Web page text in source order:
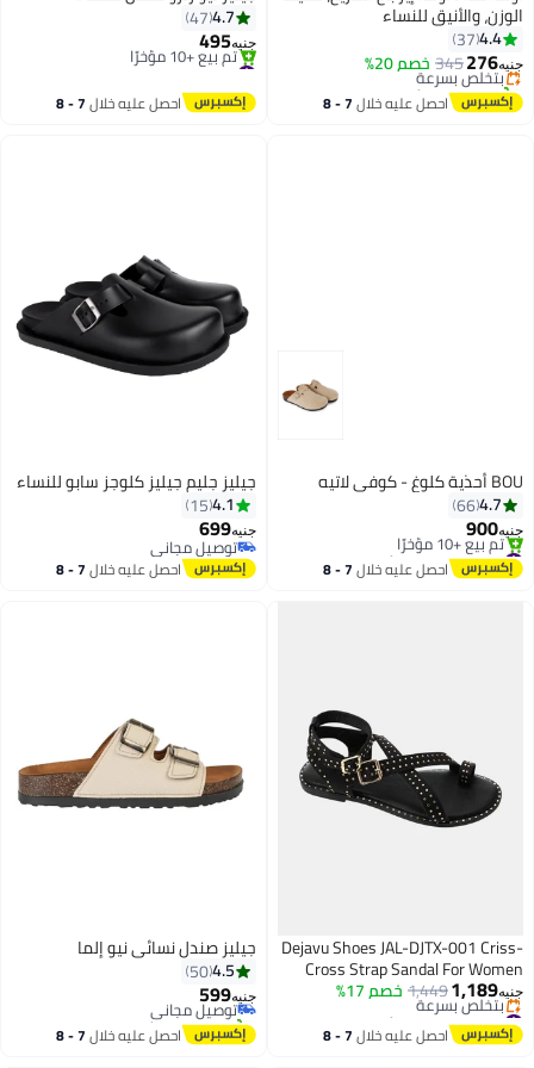
الوزن، والأنيق للنساء
4.4
37
جنيه276
345 خصم 20%
#2 في صنادل نسائية كاجوال
توصيل مجاني
بتخلّص بسرعة
تم بيع +20 مؤخرًا
#2 في صنادل نسائية كاجوال احصل عليه خلال 7 - 8
5
4.7
47
جنيه495
#2 في صنادل مسطحة
تم بيع +10 مؤخرًا
#2 في صنادل مسطحة احصل عليه خلال 7 - 8
10
BOU أحذية كلوغ - كوفي لاتيه
4.7
66
جنيه900
#9 في صنادل نسائية كاجوال
توصيل مجاني
تم بيع +10 مؤخرًا
احصل عليه خلال 7 - 8
3
جيليز جليم جيليز كلوجز سابو للنساء
4.1
15
جنيه699
توصيل مجاني
توصيل مجانياحصل عليه خلال 7 - 8
Dejavu Shoes JAL-DJTX-001 Criss-
Cross Strap Sandal For Women
جنيه1,189
1,449خصم 17%
#6 في صنادل نسائية كاجوال
توصيل مجاني
بتخلّص بسرعةاحصل عليه خلال 7 - 8
4
جيليز صندل نسائي نيو إلما
4.5
50
جنيه599
#4 في صنادل نسائية كاجوال
أقل سعر في 30 يوم
توصيل مجاني
تم بيع +20 مؤخرًا
#4 في صنادل نسائية كاجوال احصل عليه خلال 7 - 8